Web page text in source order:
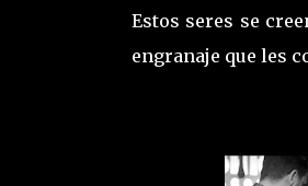
Estos seres se
engranaje que les